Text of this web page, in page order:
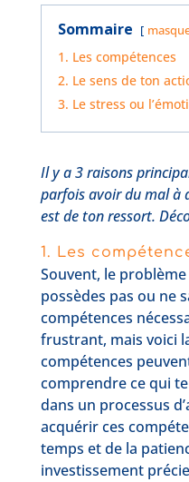
Sommaire
1. Les compétences
2. Le sens de ton
3. Le stress ou
Il y a 3 raisons
parfois avoir du mal à
est de ton ressort.
1. Les
Souvent, le
possèdes pas ou ne
compétences
frustrant, mais voici
compétences
comprendre ce qui
dans un processus
acquérir ces
temps et de la
investissement